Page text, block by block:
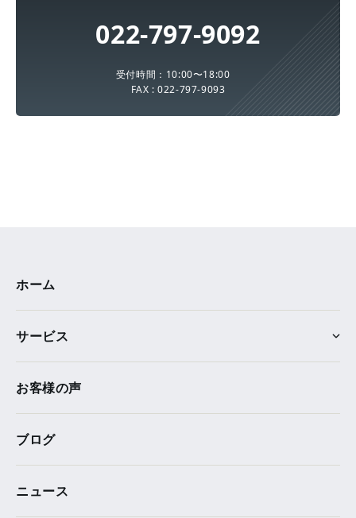
022-797-9092
受付時間：10:00〜18:00
FAX : 022-797-9093
ホーム
サービス
お客様の声
ブログ
ニュース